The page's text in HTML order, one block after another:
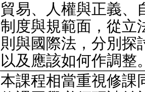
貿易、人權與正義、
制度與規範面，從立
則與國際法，分別探
以及應該如何作調整
本課程相當重視修課